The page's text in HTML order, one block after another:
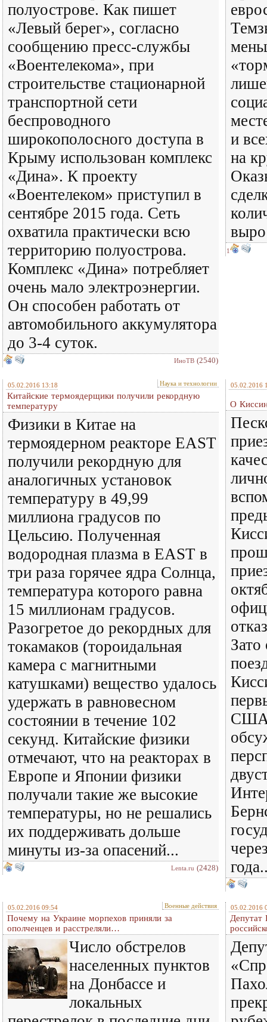
полуострове. Как пишет
«Левый берег», согласно
сообщению пресс-службы
«Воентелекома», при
строительстве стационарной
транспортной сети
беспроводного
широкополосного доступа в
Крыму использован комплекс
«Дина». К проекту
«Воентелеком» приступил в
сентябре 2015 года. Сеть
охватила практически всю
территорию полуострова.
Комплекс «Дина» потребляет
очень мало электроэнергии.
Он способен работать от
автомобильного аккумулятора
до 3-4 суток.
ИноТВ (2540)
и
на
1
05.02.2016 13:18 Наука и технологии
Китайские термоядерщики получили рекордную
температуру
Физики в Китае на
термоядерном реакторе EAST
получили рекордную для
аналогичных установок
температуру в 49,99
миллиона градусов по
Цельсию. Полученная
водородная плазма в EAST в
три раза горячее ядра Солнца,
температура которого равна
15 миллионам градусов.
Разогретое до рекордных для
токамаков (тороидальная
камера с магнитными
катушками) вещество удалось
удержать в равновесном
состоянии в течение 102
секунд. Китайские физики
отмечают, что на реакторах в
Европе и Японии физики
получали такие же высокие
температуры, но не решались
их поддерживать дольше
минуты из-за опасений...
Lenta.ru (2428)
05.02.2016
О
Зато
США,
05.02.2016 09:54 Военные действия
Почему на Украине морпехов приняли за
ополченцев и расстреляли…
Число обстрелов
населенных пунктов
на Донбассе и
локальных
05.02.2016
Депутат